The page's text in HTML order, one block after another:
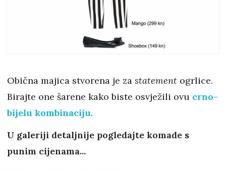
Obična majica stvorena je za statement ogrlice.
Birajte one šarene kako biste osvježili ovu crno-
bijelu kombinaciju.
U galeriji detaljnije pogledajte komade s
punim cijenama...